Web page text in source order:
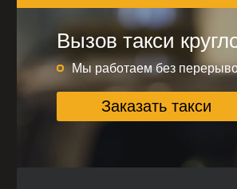
Подмосковье и
Круглосуточно без
Заказать такси
Вызов такси
Мы работаем без
Заказать такси